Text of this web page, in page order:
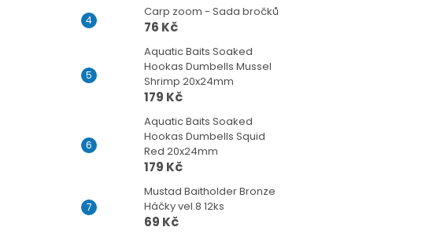
Carp zoom - Sada bročků
76 Kč
Aquatic Baits Soaked
Hookas Dumbells Mussel
Shrimp 20x24mm
179 Kč
Aquatic Baits Soaked
Hookas Dumbells Squid
Red 20x24mm
179 Kč
Mustad Baitholder Bronze
Háčky vel.8 12ks
69 Kč